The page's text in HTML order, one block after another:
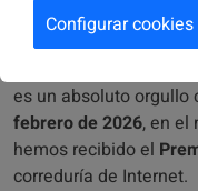
es un absoluto orgullo
febrero de 2026, en el
hemos recibido el
correduría de Internet.
Configurar cookies